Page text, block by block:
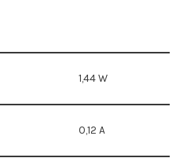
1,44 W
0,12 A